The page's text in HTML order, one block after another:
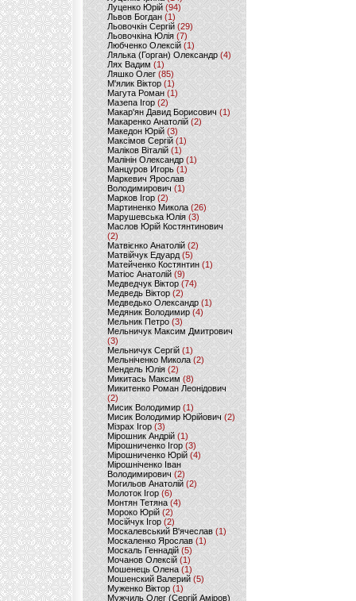
Луценко Юрій (94)
Львов Богдан (1)
Льовочкін Сергій (29)
Льовочкіна Юлія(7)
Любченко Олексій(1)
Лялька (Горган) Олександр(4)
Лях Вадим (1)
Ляшко Олег (85)
М'ялик Віктор(1)
Магута Роман(1)
Мазепа Ігор (2)
Макар'ян Давид Борисович(1)
Макаренко Анатолій (2)
Македон Юрій(3)
Максімов Сергій (1)
Маліков Віталій (1)
Малінін Олександр (1)
Манцуров Игорь (1)
Маркевич Ярослав
Володимирович (1)
Марков Ігор (2)
Мартиненко Микола (26)
Марушевська Юлія (3)
Маслов Юрій Костянтинович
(2)
Матвієнко Анатолій (2)
Матвійчук Едуард(5)
Матейченко Костянтин (1)
Матіос Анатолій (9)
Медведчук Віктор(74)
Медведь Віктор (2)
Медведько Олександр (1)
Медяник Володимир(4)
Мельник Петро (3)
Мельничук Максим Дмитрович
(3)
Мельничук Сергій (1)
Мельніченко Микола (2)
Мендель Юлія (2)
Микитась Максим (8)
Микитенко Роман Леонідович
(2)
Мисик Володимир (1)
Мисик Володимир Юрійович(2)
Мізрах Ігор(3)
Мірошник Андрій(1)
Мірошниченко Ігор (3)
Мірошниченко Юрій(4)
Мірошніченко Іван
Володимирович (2)
Могильов Анатолій (2)
Молоток Ігор (6)
Монтян Тетяна (4)
Мороко Юрій(2)
Мосійчук Ігор (2)
Москалевський В'ячеслав (1)
Москаленко Ярослав (1)
Москаль Геннадій (5)
Мочанов Олексій(1)
Мошенець Олена(1)
Мошенский Валерий (5)
Муженко Віктор (1)
Мужчиль Олег (Сергій Аміров)